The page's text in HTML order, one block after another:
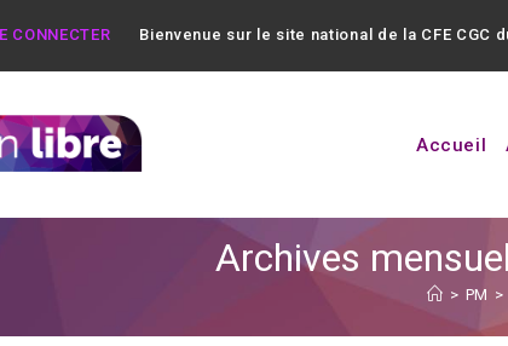
CONNECTER Bienvenue sur le site national de la CFE CGC
Accueil
Archives
> PM >